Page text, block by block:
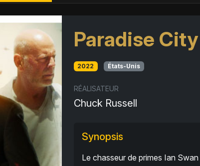
Paradise City
2022 États-Unis
RÉALISATEUR
Chuck Russell
Synopsis
Le chasseur de primes Ian